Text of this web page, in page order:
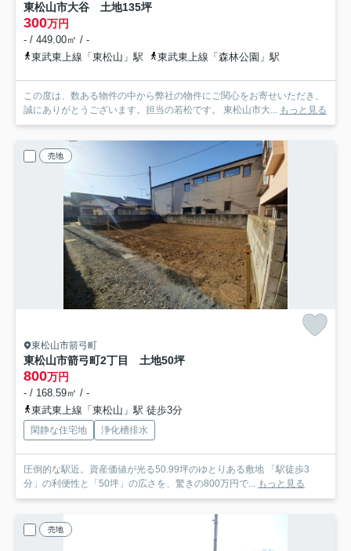
東松山市大谷 土地135坪
300万円
- / 449.00㎡ / -
東武東上線「東松山」駅
東武東上線「森林公園」駅
この度は、数ある物件の中から弊社の物件にご関心をお寄せいただき、
誠にありがとうございます。担当の若松です。 東松山市大... もっと見る
売地
東松山市箭弓町
東松山市箭弓町2丁目 土地50坪
800万円
- / 168.59㎡ / -
東武東上線「東松山」駅 徒歩3分
閑静な住宅地 浄化槽排水
圧倒的な駅近。資産価値が光る50.99坪のゆとりある敷地 「駅徒歩3
分」の利便性と「50坪」の広さを、驚きの800万円で... もっと見る
売地